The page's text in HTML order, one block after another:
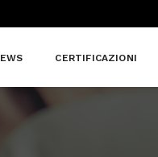
CERTIFICAZIONI